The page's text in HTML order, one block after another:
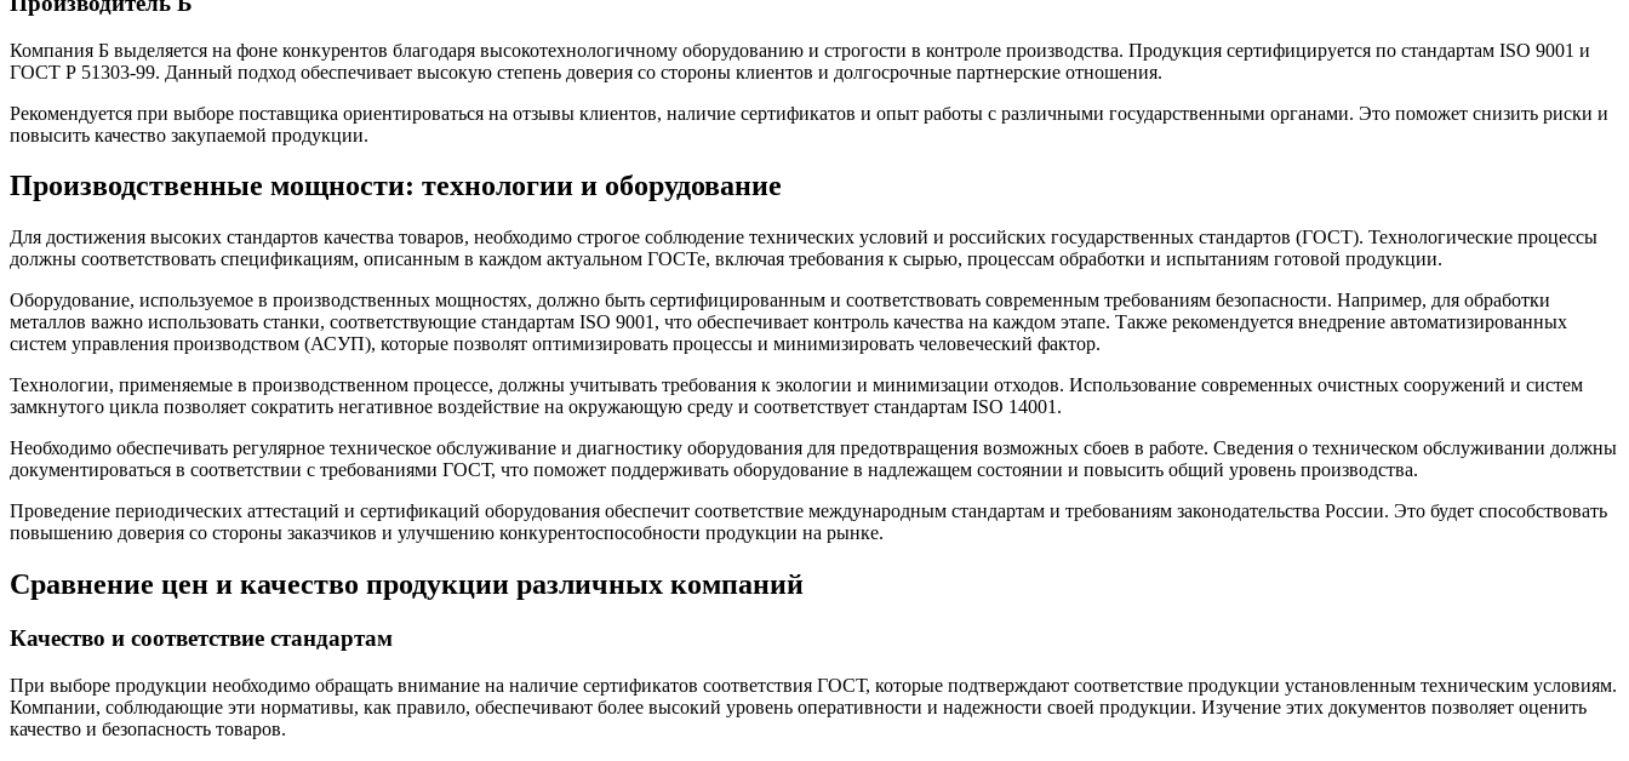
Компания Б выделяется на фоне конкурентов благодаря высокотехнологичному оборудованию и строгости в контроле производства. Продукция сертифицируется по стандартам ISO 9001 и
ГОСТ Р 51303-99. Данный подход обеспечивает высокую степень доверия со стороны клиентов и долгосрочные партнерские отношения.
Рекомендуется при выборе поставщика ориентироваться на отзывы клиентов, наличие сертификатов и опыт работы с различными государственными органами. Это поможет снизить риски и
повысить качество закупаемой продукции.
Производственные мощности: технологии и оборудование
Для достижения высоких стандартов качества товаров, необходимо строгое соблюдение технических условий и российских государственных стандартов (ГОСТ). Технологические процессы
должны соответствовать спецификациям, описанным в каждом актуальном ГОСТе, включая требования к сырью, процессам обработки и испытаниям готовой продукции.
Оборудование, используемое в производственных мощностях, должно быть сертифицированным и соответствовать современным требованиям безопасности. Например, для обработки
металлов важно использовать станки, соответствующие стандартам ISO 9001, что обеспечивает контроль качества на каждом этапе. Также рекомендуется внедрение автоматизированных
систем управления производством (АСУП), которые позволят оптимизировать процессы и минимизировать человеческий фактор.
Технологии, применяемые в производственном процессе, должны учитывать требования к экологии и минимизации отходов. Использование современных очистных сооружений и систем
замкнутого цикла позволяет сократить негативное воздействие на окружающую среду и соответствует стандартам ISO 14001.
Необходимо обеспечивать регулярное техническое обслуживание и диагностику оборудования для предотвращения возможных сбоев в работе. Сведения о техническом обслуживании должны
документироваться в соответствии с требованиями ГОСТ, что поможет поддерживать оборудование в надлежащем состоянии и повысить общий уровень производства.
Проведение периодических аттестаций и сертификаций оборудования обеспечит соответствие международным стандартам и требованиям законодательства России. Это будет способствовать
повышению доверия со стороны заказчиков и улучшению конкурентоспособности продукции на рынке.
Сравнение цен и качество продукции различных компаний
Качество и соответствие стандартам
При выборе продукции необходимо обращать внимание на наличие сертификатов соответствия ГОСТ, которые подтверждают соответствие продукции установленным техническим условиям.
Компании, соблюдающие эти нормативы, как правило, обеспечивают более высокий уровень оперативности и надежности своей продукции. Изучение этих документов позволяет оценить
качество и безопасность товаров.